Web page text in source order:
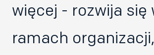
więcej - rozwija się
ramach